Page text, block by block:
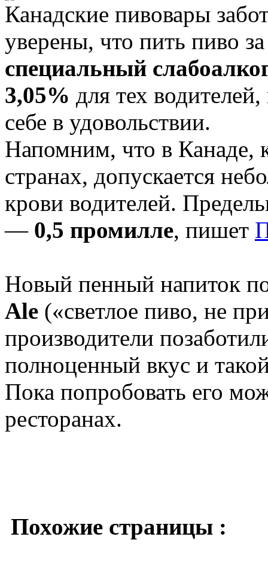
Канадские пивовары
уверены, что пить пиво
специальный
3,05% для тех
себе в удовольствии.
Напомним, что в Канаде,
странах, допускается
крови водителей.
— 0,5 промилле, пишет
Новый пенный напиток
Ale («светлое пиво, не
производители
полноценный вкус и
Пока попробовать его
ресторанах.
Похожие страницы :